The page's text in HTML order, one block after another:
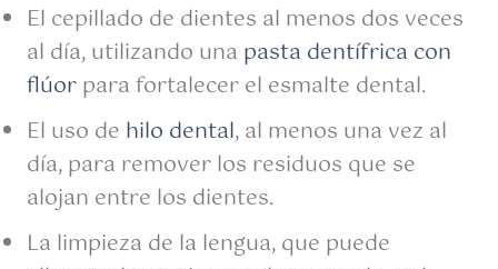
El cepillado de dientes al menos dos veces
al día, utilizando una pasta dentífrica con
flúorpara fortalecer el esmalte dental.
El uso de hilo dental, al menos una vez al
día, para remover los residuos que se
alojan entre los dientes.
La limpieza de la lengua, que puede